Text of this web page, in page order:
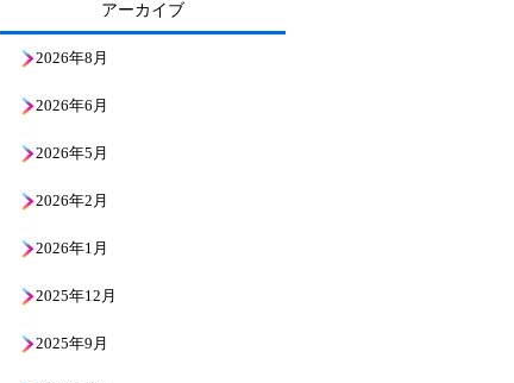
アーカイブ
2026年8月
2026年6月
2026年5月
2026年2月
2026年1月
2025年12月
2025年9月